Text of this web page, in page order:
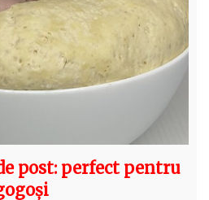
post: perfect pentru